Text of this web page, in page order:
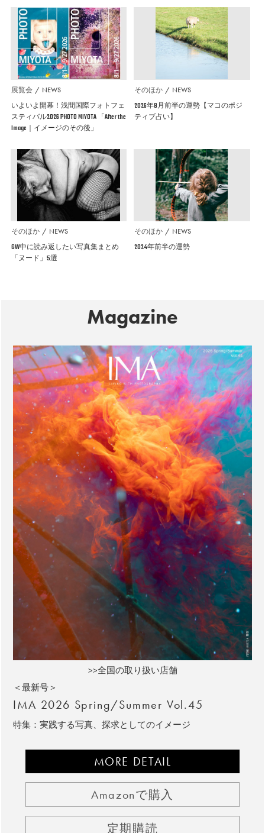
展覧会 NEWS
いよいよ開幕！浅間国際フォトフェ
スティバル2026 PHOTO MIYOTA 「After the
Image｜イメージのその後」
そのほか NEWS
2026年8月前半の運勢【マコのポジ
ティブ占い】
そのほか NEWS
GW中に読み返したい写真集まとめ
「ヌード」5選
そのほか NEWS
2024年前半の運勢
Magazine
>>全国の取り扱い店舗
＜最新号＞
IMA 2026 Spring/Summer Vol.45
特集：実践する写真、探求としてのイメージ
MORE DETAIL
Amazonで購入
定期購読